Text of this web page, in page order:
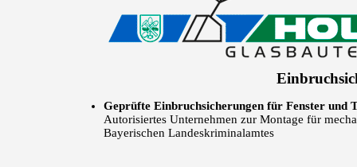
Geprüfte Einbruchsicherungen für Fenster und
Autorisiertes Unternehmen zur Montage für
Bayerischen Landeskriminalamtes